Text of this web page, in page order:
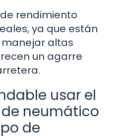
rendimiento
ya que están
altas
un agarre
usar el
neumático
de